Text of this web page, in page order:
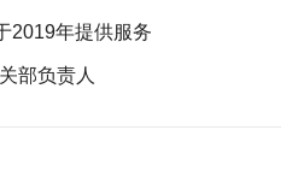
2019年提供服务
部负责人